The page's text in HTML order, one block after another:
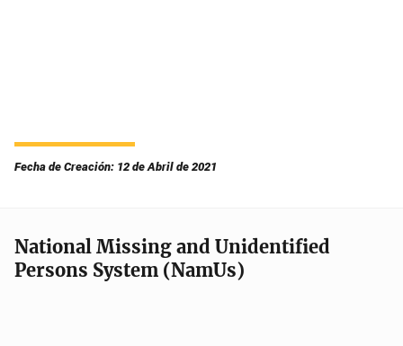
Fecha de Creación: 12 de Abril de 2021
National Missing and Unidentified
Persons System (NamUs)